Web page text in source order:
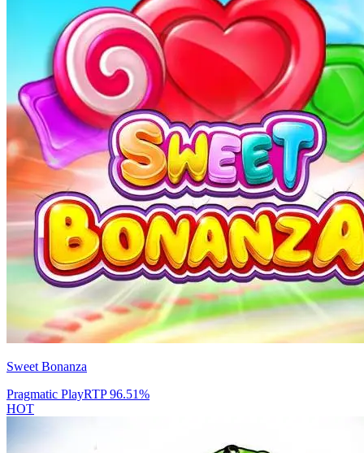
Sweet Bonanza
Pragmatic PlayRTP96.51%
HOT